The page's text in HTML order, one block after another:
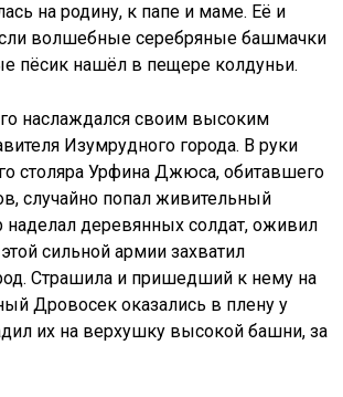
на родину, к папе и маме. Её и
волшебные серебряные башмачки
пёсик нашёл в пещере колдуньи.
наслаждался своим высоким
Изумрудного города. В руки
столяра Урфина Джюса, обитавшего
случайно попал живительный
наделал деревянных солдат, оживил
сильной армии захватил
Страшила и пришедший к нему на
Дровосек оказались в плену у
их на верхушку высокой башни, за